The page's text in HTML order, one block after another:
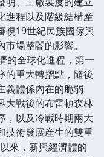
進程以及階級結構産
視19世紀民族國傢興
場整閤的影響。
的全球化進程，第一
的重大轉摺點，隨後
義體係內在的脆弱
大戰後的布雷頓森林
，以及冷戰時期兩大
技術發展産生的雙重
來，新興經濟體的